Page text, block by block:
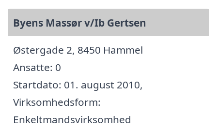
Byens Massør v/Ib Gertsen
Østergade 2, 8450 Hammel
Ansatte: 0
Startdato: 01. august 2010,
Virksomhedsform:
Enkeltmandsvirksomhed